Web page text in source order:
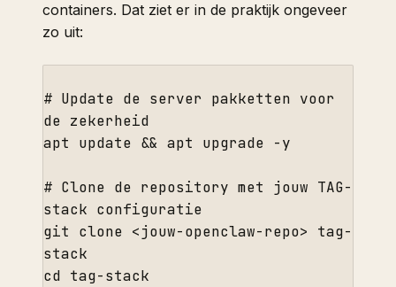
containers. Dat ziet er in de praktijk ongeveer
zo uit:
# Update de
de zekerheid
apt update && apt upgrade -y
# Clone de repository met jouw TAG-
stack configuratie
git clone <jouw-openclaw-repo> tag-
stack
cd tag-stack